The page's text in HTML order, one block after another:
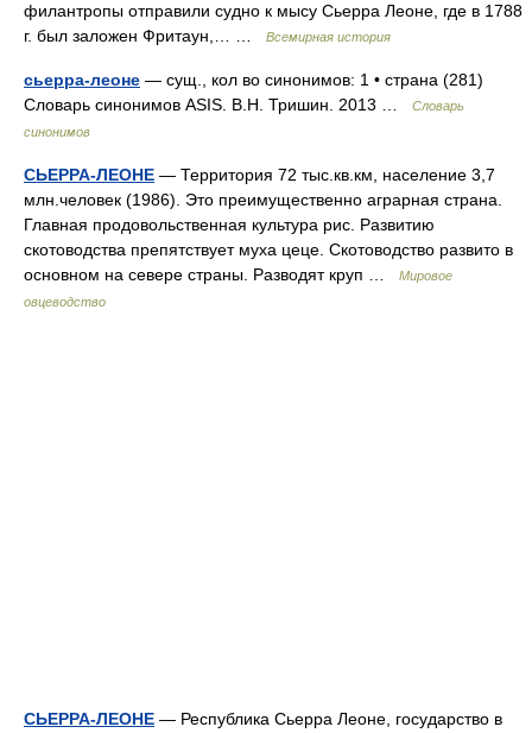
филантропы отправили судно к мысу Сьерра Леоне, где в 1788
г. был заложен Фритаун,… …
Всемирная история
сьерра-леоне — сущ., кол во синонимов: 1 • страна (281)
Словарь синонимов ASIS. В.Н. Тришин. 2013 …
Словарь
синонимов
СЬЕРРА-ЛЕОНЕ — Территория 72 тыс.кв.км, население 3,7
млн.человек (1986). Это преимущественно аграрная страна.
Главная продовольственная культура рис. Развитию
скотоводства препятствует муха цеце. Скотоводство развито в
основном на севере страны. Разводят круп …
Мировое
овцеводство
СЬЕРРА-ЛЕОНЕ — Республика Сьерра Леоне, государство в